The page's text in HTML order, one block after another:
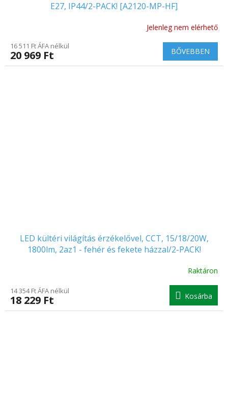
E27, IP44/2-PACK! [A2120-MP-HF]
Jelenleg nem elérhető
16 511 Ft ÁFA nélkül
20 969 Ft BŐVEBBEN
LED kültéri világítás érzékelővel, CCT, 15/18/20W,
1800lm, 2az1 - fehér és fekete házzal/2-PACK!
Raktáron
14 354 Ft ÁFA nélkül
18 229 Ft Kosárba